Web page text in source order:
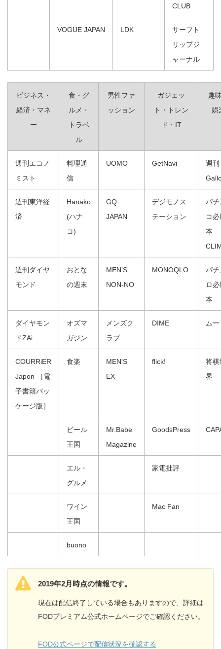
CLUB
VOGUE JAPAN LDK
サーフト
リップジ
ャーナル
ビジネス・
経済・マネ
ー
食・グ
ルメ・
トラベ
ル
男性ファ
ッション
ガジェッ
ト・トレン
ド・IT
趣
娯
週刊エコノ
ミスト
料理通
信
UOMO GetNavi
週刊
週刊東洋経
済
Hanako
(ハナ
コ)
GQ
JAPAN
デジモノス
テーション
パチ
コ
本
週刊ダイヤ
モンド
おとな
の週末
MEN’S
NON-NO
MONOQLO
パチ
ロ
本
ダイヤモン
ドZAi
オズマ
ガジン
メンズク
ラブ
DIME ムー
COURRiER
Japon ［電
子書籍パッ
ケージ版］
食楽
MEN’S
EX
flick!
将棋
界
ビール
王国
Mr.Babe
Magazine
GoodsPress
エル・
グルメ
家電批評
ワイン
王国
Mac Fan
buono
2019年2月時点の情報です。
現在は配信終了している場合もありますので、詳細は
FODプレミアム公式ホームページでご確認ください。
FOD公式ページで配信状況を確認する